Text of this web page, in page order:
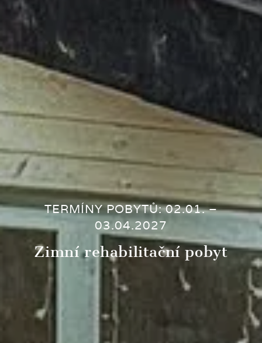
TERMÍNY POBYTŮ: 02.01. –
03.04.2027
Zimní rehabilitační pobyt